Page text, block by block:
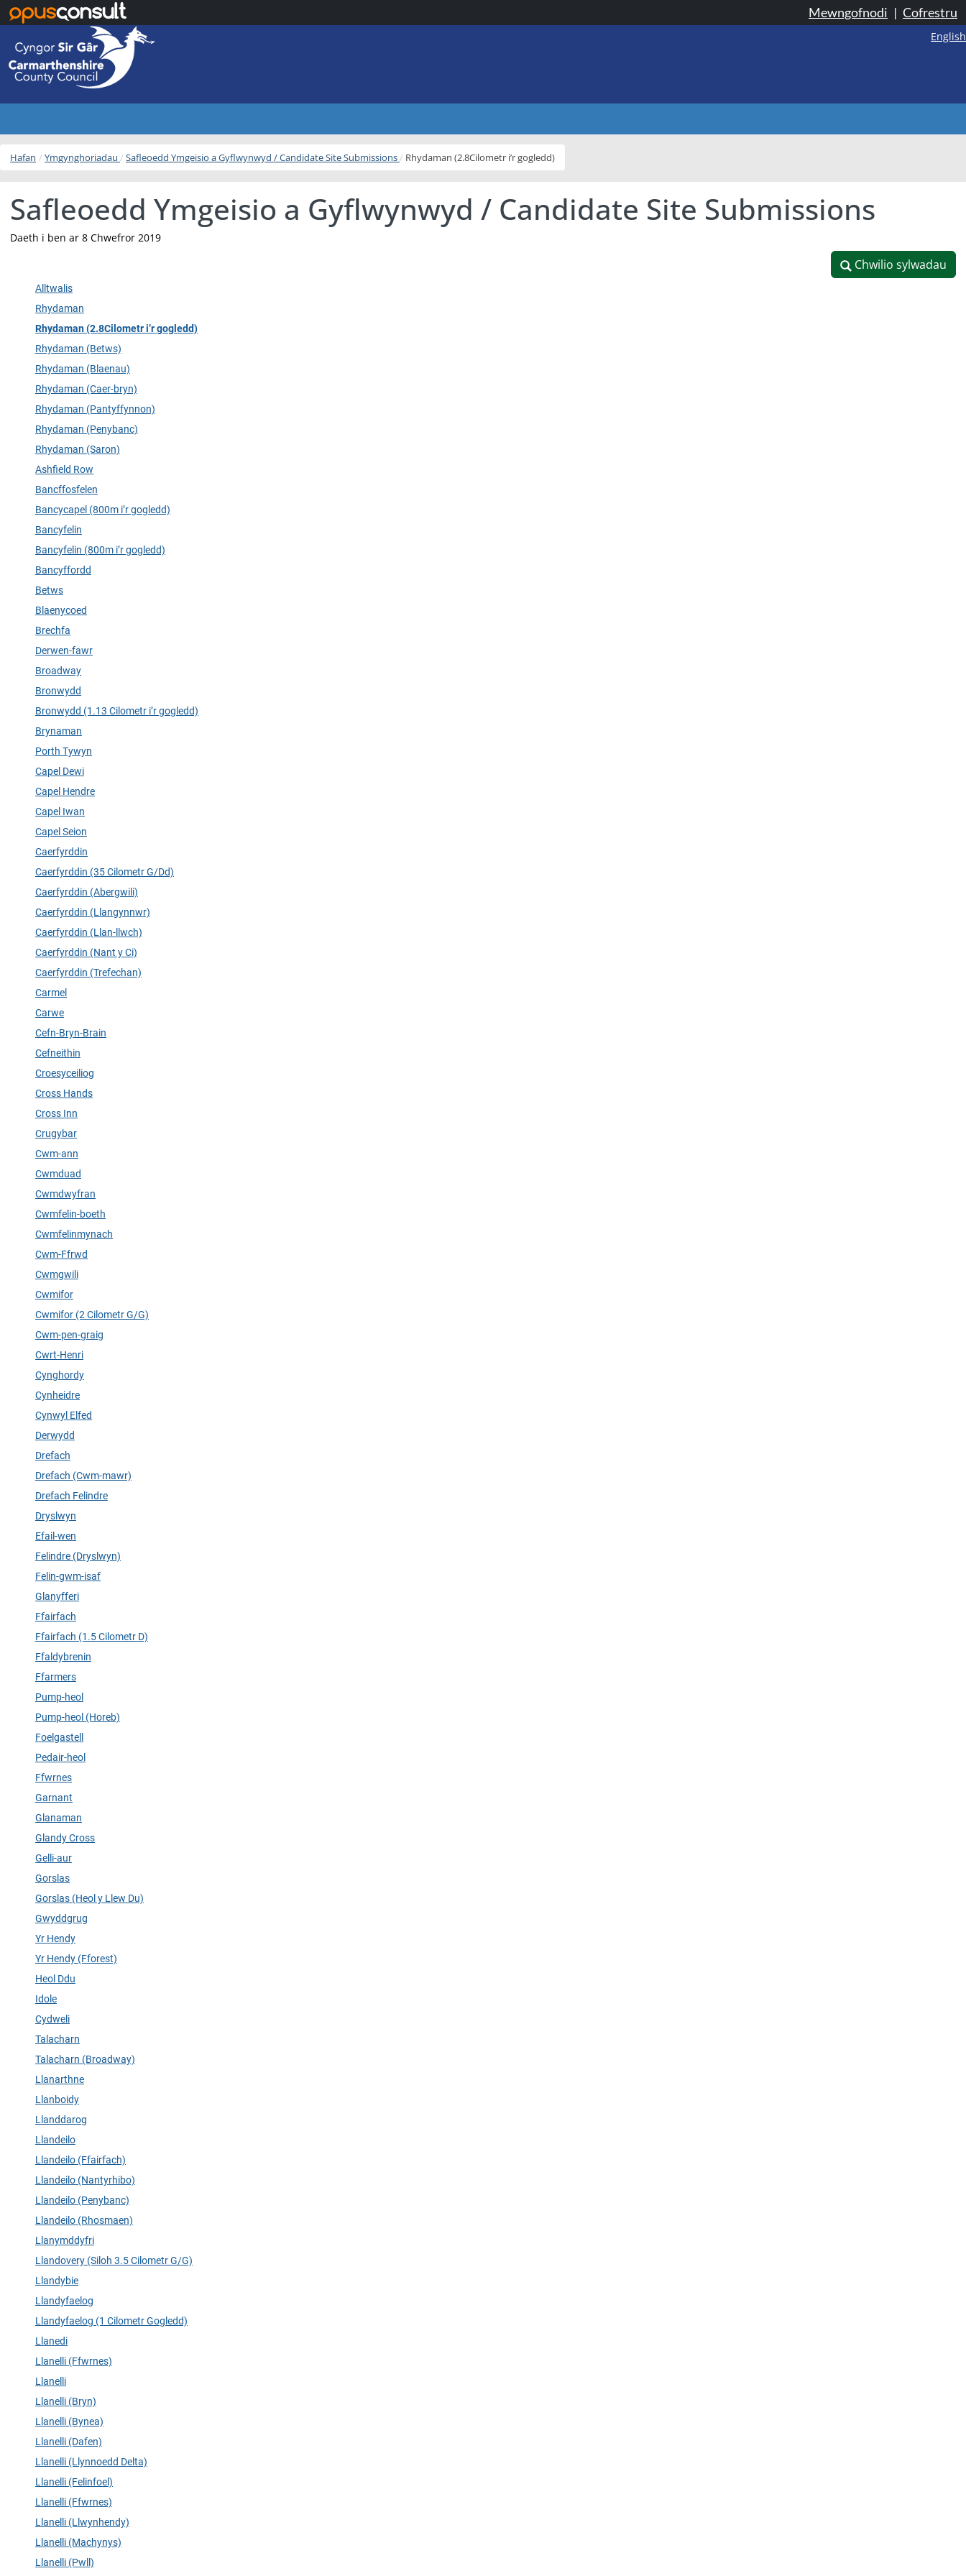
Mewngofnodi | Cofrestru
English
Hafan Ymgynghoriadau Safleoedd Ymgeisio a Gyflwynwyd / Candidate Site Submissions Rhydaman (2.8Cilometr i’r gogledd)
Safleoedd Ymgeisio a Gyflwynwyd / Candidate Site Submissions
Daeth i ben ar 8 Chwefror 2019
Chwilio sylwadau
Chwilio sylwadau
Alltwalis
Rhydaman
Rhydaman (2.8Cilometr i’r gogledd)
Rhydaman (Betws)
Rhydaman (Blaenau)
Rhydaman (Caer-bryn)
Rhydaman (Pantyffynnon)
Rhydaman (Penybanc)
Rhydaman (Saron)
Ashfield Row
Bancffosfelen
Bancycapel (800m i’r gogledd)
Bancyfelin
Bancyfelin (800m i’r gogledd)
Bancyffordd
Betws
Blaenycoed
Brechfa
Derwen-fawr
Broadway
Bronwydd
Bronwydd (1.13 Cilometr i’r gogledd)
Brynaman
Porth Tywyn
Capel Dewi
Capel Hendre
Capel Iwan
Capel Seion
Caerfyrddin
Caerfyrddin (35 Cilometr G/Dd)
Caerfyrddin (Abergwili)
Caerfyrddin (Llangynnwr)
Caerfyrddin (Llan-llwch)
Caerfyrddin (Nant y Ci)
Caerfyrddin (Trefechan)
Carmel
Carwe
Cefn-Bryn-Brain
Cefneithin
Croesyceiliog
Cross Hands
Cross Inn
Crugybar
Cwm-ann
Cwmduad
Cwmdwyfran
Cwmfelin-boeth
Cwmfelinmynach
Cwm-Ffrwd
Cwmgwili
Cwmifor
Cwmifor (2 Cilometr G/G)
Cwm-pen-graig
Cwrt-Henri
Cynghordy
Cynheidre
Cynwyl Elfed
Derwydd
Drefach
Drefach (Cwm-mawr)
Drefach Felindre
Dryslwyn
Efail-wen
Felindre (Dryslwyn)
Felin-gwm-isaf
Glanyfferi
Ffairfach
Ffairfach (1.5 Cilometr D)
Ffaldybrenin
Ffarmers
Pump-heol
Pump-heol (Horeb)
Foelgastell
Pedair-heol
Ffwrnes
Garnant
Glanaman
Glandy Cross
Gelli-aur
Gorslas
Gorslas (Heol y Llew Du)
Gwyddgrug
Yr Hendy
Yr Hendy (Fforest)
Heol Ddu
Idole
Cydweli
Talacharn
Talacharn (Broadway)
Llanarthne
Llanboidy
Llanddarog
Llandeilo
Llandeilo (Ffairfach)
Llandeilo (Nantyrhibo)
Llandeilo (Penybanc)
Llandeilo (Rhosmaen)
Llanymddyfri
Llandovery (Siloh 3.5 Cilometr G/G)
Llandybie
Llandyfaelog
Llandyfaelog (1 Cilometr Gogledd)
Llanedi
Llanelli (Ffwrnes)
Llanelli
Llanelli (Bryn)
Llanelli (Bynea)
Llanelli (Dafen)
Llanelli (Llynnoedd Delta)
Llanelli (Felinfoel)
Llanelli (Ffwrnes)
Llanelli (Llwynhendy)
Llanelli (Machynys)
Llanelli (Pwll)